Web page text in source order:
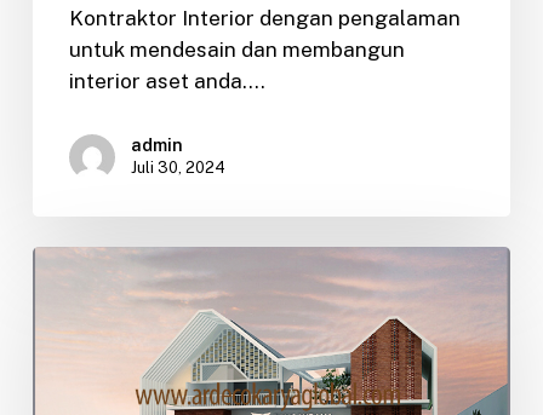
Kontraktor Interior dengan pengalaman
untuk mendesain dan membangun
interior aset anda.…
admin
Juli 30, 2024
Restaurant
Architecture
RANCAKBANA